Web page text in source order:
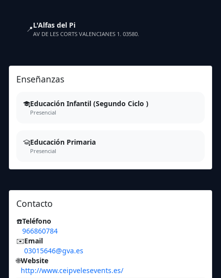
📍L'Alfas del Pi
AV DE LES CORTS VALENCIANES 1. 03580.
Enseñanzas
Educación Infantil (Segundo Ciclo )
Presencial
Educación Primaria
Presencial
Contacto
☎️Teléfono
966860784
✉️Email
03015646@gva.es
🌐Website
http://www.ceipvelesevents.es/